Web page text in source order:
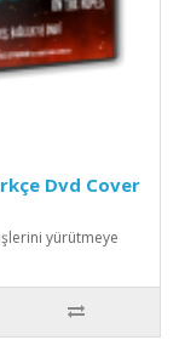
Dvd Cover
yürütmeye